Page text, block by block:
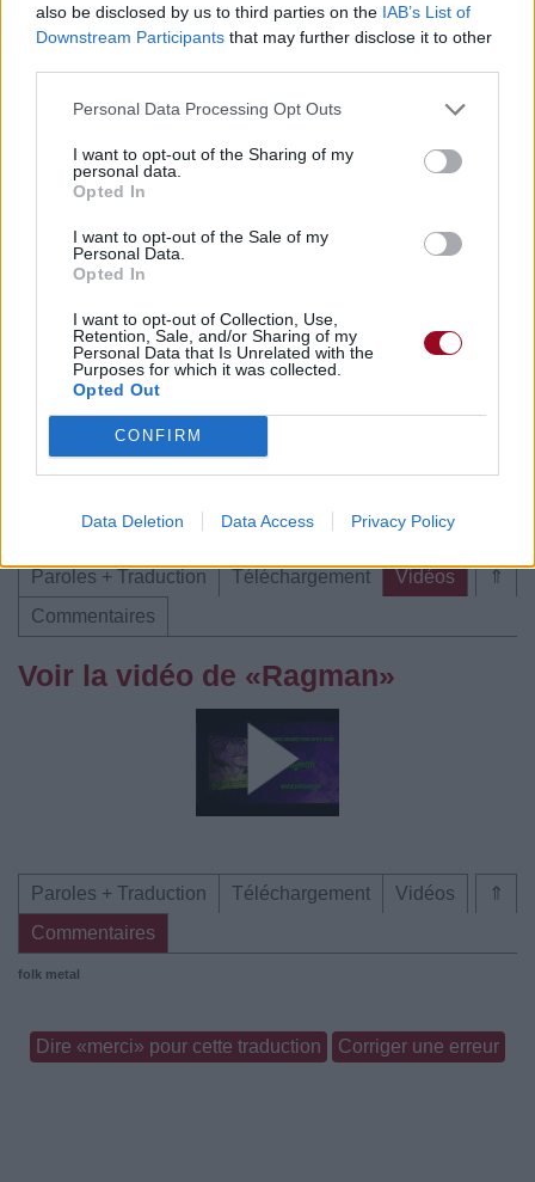
also be disclosed by us to third parties on the IAB’s List of
Downstream Participants that may further disclose it to other
Personal Data Processing Opt Outs
I want to opt-out of the Sharing of my
personal data.
Opted In
I want to opt-out of the Sale of my
Personal Data.
Opted In
I want to opt-out of Collection, Use,
Retention, Sale, and/or Sharing of my
Personal Data that Is Unrelated with the
Purposes for which it was collected.
Opted Out
CONFIRM
Data Deletion Data Access Privacy Policy
Albums : Zombie Dragons From Outer
Space
Commentaires
Vous aimez chanter, apprenez la guitare chez
Télécharger légalement les MP3 sur
Télécharger légalement les MP3 ou trouver le CD sur
Trouver des vinyles et des CD sur
⇑
Paroles + Traduction Téléchargement
Vidéos
Commentaires
Voir la vidéo de «Ragman»
⇑
Paroles + Traduction Téléchargement
Vidéos
Commentaires
folk metal
Dire «merci» pour cette traduction Corriger une erreur